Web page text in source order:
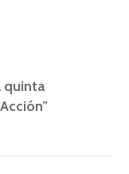
quinta